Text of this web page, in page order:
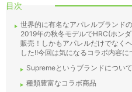
目次
世界的に有名なアパレルブランド
2019年の秋冬モデルでHRC(ホン
販売！しかもアパレルだけでなく
した!!今回は気になるコラボ内容に
Supremeというブランドについて
種類豊富なコラボ商品